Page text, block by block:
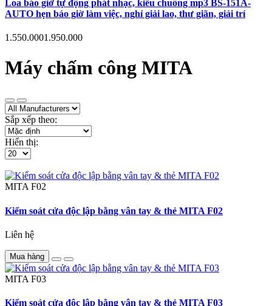
Loa báo giờ tự động phát nhạc, kiểu chuông mp3 BS-151A-
AUTO hẹn báo giờ làm việc, nghỉ giải lao, thư giãn, giải trí
1.550.0001.950.000
Máy chấm công MITA
Sắp xếp theo:
Hiển thị:
MITA F02
Kiểm soát cửa độc lập bằng vân tay & thẻ MITA F02
Liên hệ
Mua hàng
MITA F03
Kiểm soát cửa độc lập bằng vân tay & thẻ MITA F03